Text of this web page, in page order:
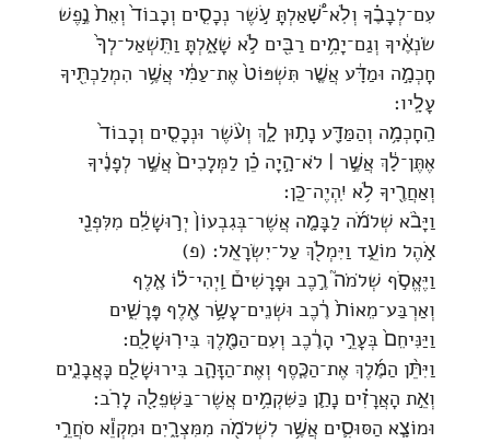
עִם־לְבָבֶ֗ךָ וְלֹֽא־שָׁ֠אַלְתָּ עֹ֣שֶׁר נְכָסִ֤ים וְכָבוֹד֙ וְאֵת֙ נֶ֣פֶשׁ
שֹׂנְאֶ֔יךָ וְגַם־יָמִ֥ים רַבִּ֖ים לֹ֣א שָׁאָ֑לְתָּ וַתִּֽשְׁאַל־לְךָ֙
חָכְמָ֣ה וּמַדָּ֔ע אֲשֶׁ֤ר תִּשְׁפּוֹט֙ אֶת־עַמִּ֔י אֲשֶׁ֥ר הִמְלַכְתִּ֖יךָ
עָלָֽיו׃
הַֽחָכְמָ֥ה וְהַמַּדָּ֖ע נָת֣וּן לָ֑ךְ וְעֹ֨שֶׁר וּנְכָסִ֤ים וְכָבוֹד֙
אֶתֶּן־לָ֔ךְ אֲשֶׁ֣ר ׀ לֹא־הָ֣יָה כֵ֗ן לַמְּלָכִים֙ אֲשֶׁ֣ר לְפָנֶ֔יךָ
וְאַחֲרֶ֖יךָ לֹ֥א יִֽהְיֶה־כֵּֽן׃
וַיָּבֹ֨א שְׁלֹמֹ֜ה לַבָּמָ֤ה אֲשֶׁר־בְּגִבְעוֹן֙ יְר֣וּשָׁלִַ֔ם מִלִּפְנֵ֖י
אֹ֣הֶל מוֹעֵ֑ד וַיִּמְלֹ֖ךְ עַל־יִשְׂרָאֵֽל׃ (פ)
וַיֶּאֱסֹ֣ף שְׁלֹמֹה֮ רֶ֣כֶב וּפָרָשִׁים֒ וַֽיְהִי־ל֗וֹ אֶ֤לֶף
וְאַרְבַּע־מֵאוֹת֙ רֶ֔כֶב וּשְׁנֵים־עָשָׂ֥ר אֶ֖לֶף פָּרָשִׁ֑ים
וַיַּנִּיחֵם֙ בְּעָרֵ֣י הָרֶ֔כֶב וְעִם־הַמֶּ֖לֶךְ בִּירֽוּשָׁלִָֽם׃
וַיִּתֵּ֨ן הַמֶּ֜לֶךְ אֶת־הַכֶּ֧סֶף וְאֶת־הַזָּהָ֛ב בִּירוּשָׁלִַ֖ם כָּאֲבָנִ֑ים
וְאֵ֣ת הָאֲרָזִ֗ים נָתַ֛ן כַּשִּׁקְמִ֥ים אֲשֶׁר־בַּשְּׁפֵלָ֖ה לָרֹֽב׃
וּמוֹצָ֧א הַסּוּסִ֛ים אֲשֶׁ֥ר לִשְׁלֹמֹ֖ה מִמִּצְרָ֑יִם וּמִקְוֵ֕א סֹחֲרֵ֣י